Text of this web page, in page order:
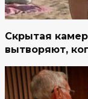
Скрытая
вытворяют,